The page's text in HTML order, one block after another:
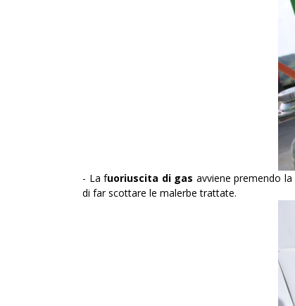
- La fuoriuscita di gas avviene premendo la
di far scottare le malerbe trattate.